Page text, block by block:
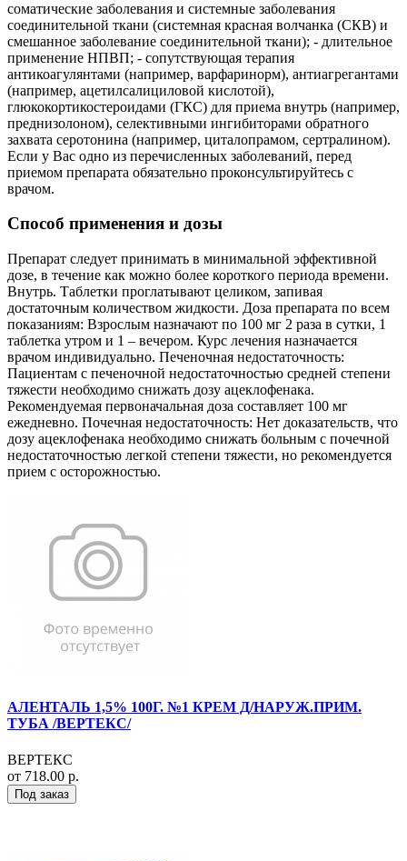
соматические заболевания и системные заболевания
соединительной ткани (системная красная волчанка (СКВ) и
смешанное заболевание соединительной ткани); - длительное
применение НПВП; - сопутствующая терапия
антикоагулянтами (например, варфаринорм), антиагрегантами
(например, ацетилсалициловой кислотой),
глюкокортикостероидами (ГКС) для приема внутрь (например,
преднизолоном), селективными ингибиторами обратного
захвата серотонина (например, циталопрамом, сертралином).
Если у Вас одно из перечисленных заболеваний, перед
приемом препарата обязательно проконсультируйтесь с
врачом.
Способ применения и дозы
Препарат следует принимать в минимальной эффективной
дозе, в течение как можно более короткого периода времени.
Внутрь. Таблетки проглатывают целиком, запивая
достаточным количеством жидкости. Доза препарата по всем
показаниям: Взрослым назначают по 100 мг 2 раза в сутки, 1
таблетка утром и 1 – вечером. Курс лечения назначается
врачом индивидуально. Печеночная недостаточность:
Пациентам с печеночной недостаточностью средней степени
тяжести необходимо снижать дозу ацеклофенака.
Рекомендуемая первоначальная доза составляет 100 мг
ежедневно. Почечная недостаточность: Нет доказательств, что
дозу ацеклофенака необходимо снижать больным с почечной
недостаточностью легкой степени тяжести, но рекомендуется
прием с осторожностью.
АЛЕНТАЛЬ 1,5% 100Г. №1 КРЕМ Д/НАРУЖ.ПРИМ.
ТУБА /ВЕРТЕКС/
ВЕРТЕКС
от 718.00 р.
Под заказ